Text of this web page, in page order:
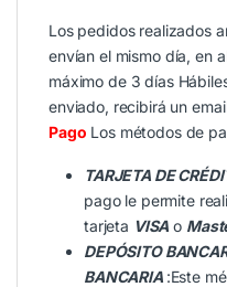
Los pedidos realizados
envían el mismo día, en
máximo de 3 días
enviado, recibirá un
Pago Los métodos de
TARJETA DE
pago le permite
tarjeta VISA o
DEPÓSITO
BANCARIA :Este